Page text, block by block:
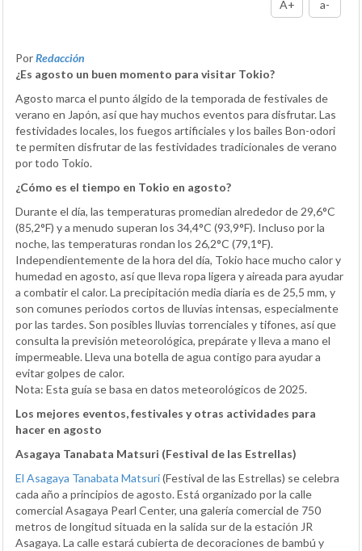
A+ a-
PorRedacción
¿Es agosto un buen momento para visitar Tokio?
Agosto marca el punto álgido de la temporada de festivales de
verano en Japón, así que hay muchos eventos para disfrutar. Las
festividades locales, los fuegos artificiales y los bailes Bon-odori
te permiten disfrutar de las festividades tradicionales de verano
por todo Tokio.
¿Cómo es el tiempo en Tokio en agosto?
Durante el día, las temperaturas promedian alrededor de 29,6°C
(85,2°F) y a menudo superan los 34,4°C (93,9°F). Incluso por la
noche, las temperaturas rondan los 26,2°C (79,1°F).
Independientemente de la hora del día, Tokio hace mucho calor y
humedad en agosto, así que lleva ropa ligera y aireada para ayudar
a combatir el calor. La precipitación media diaria es de 25,5 mm, y
son comunes periodos cortos de lluvias intensas, especialmente
por las tardes. Son posibles lluvias torrenciales y tifones, así que
consulta la previsión meteorológica, prepárate y lleva a mano el
impermeable. Lleva una botella de agua contigo para ayudar a
evitar golpes de calor.
Nota: Esta guía se basa en datos meteorológicos de 2025.
Los mejores eventos, festivales y otras actividades para
hacer en agosto
Asagaya Tanabata Matsuri (Festival de las Estrellas)
El Asagaya Tanabata Matsuri(Festival de las Estrellas) se celebra
cada año a principios de agosto. Está organizado por la calle
comercial Asagaya Pearl Center, una galería comercial de 750
metros de longitud situada en la salida sur de la estación JR
Asagaya. La calle estará cubierta de decoraciones de bambú y